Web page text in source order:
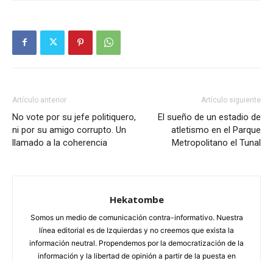
Artículo anterior
No vote por su jefe politiquero,
ni por su amigo corrupto. Un
llamado a la coherencia
Artículo siguiente
El sueño de un estadio de
atletismo en el Parque
Metropolitano el Tunal
Hekatombe
Somos un medio de comunicación contra-informativo. Nuestra
línea editorial es de Izquierdas y no creemos que exista la
información neutral. Propendemos por la democratización de la
información y la libertad de opinión a partir de la puesta en